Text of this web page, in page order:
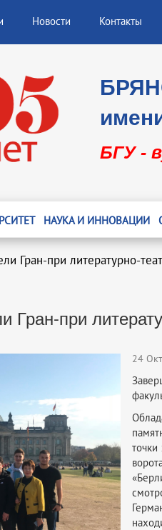
Новости Контакты
БГУ -
НАУКА И ИННОВАЦИИ
Гран-при литературно-
Гран-при
24